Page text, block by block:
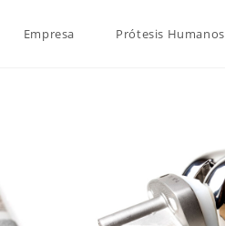
Empresa Prótesis Humanos